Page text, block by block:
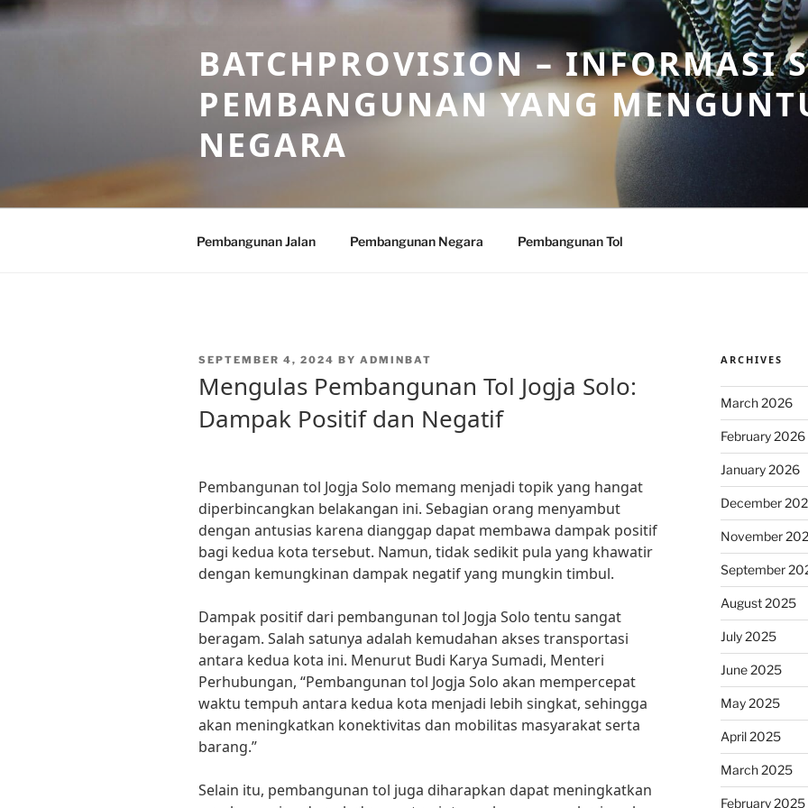
Skip
to
BATCHPROVISION – INFORMASI
PEMBANGUNAN YANG
NEGARA
Pembangunan Jalan Pembangunan Negara Pembangunan Tol
POSTED
SEPTEMBER 4, 2024 BY ADMINBAT
Mengulas Pembangunan Tol Jogja Solo:
Dampak Positif dan Negatif
Pembangunan tol Jogja Solo memang menjadi topik yang hangat
diperbincangkan belakangan ini. Sebagian orang menyambut
dengan antusias karena dianggap dapat membawa dampak positif
bagi kedua kota tersebut. Namun, tidak sedikit pula yang khawatir
dengan kemungkinan dampak negatif yang mungkin timbul.
Dampak positif dari pembangunan tol Jogja Solo tentu sangat
beragam. Salah satunya adalah kemudahan akses transportasi
antara kedua kota ini. Menurut Budi Karya Sumadi, Menteri
Perhubungan, “Pembangunan tol Jogja Solo akan mempercepat
waktu tempuh antara kedua kota menjadi lebih singkat, sehingga
akan meningkatkan konektivitas dan mobilitas masyarakat serta
barang.”
Selain itu, pembangunan tol juga diharapkan dapat meningkatkan
ARCHIVES
March 2026
February 2026
January 2026
December
November
September
August 2025
July 2025
June 2025
May 2025
April 2025
March 2025
February 2025